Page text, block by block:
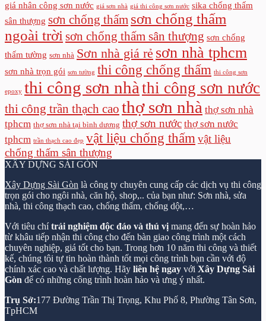
giá nhân công sơn nước giá sơn nhà giá thi công sơn nước sika chống thấm
sân thượng sơn chống thấm sơn chống thấm
ngoài trời sơn chống thấm sân thượng sơn chống
thấm tường sơn nhà Sơn nhà giá rẻ sơn nhà tphcm
sơn nhà trọn gói sơn tường thi công chống thấm thi công sơn
epoxy thi công sơn nhà thi công sơn nước
thi công trần thạch cao thợ sơn nhà thợ sơn nhà
tphcm thợ sơn nhà tại bình dương thợ sơn nước thợ sơn nước
tphcm trần thạch cao đẹp vật liệu chống thấm vật liệu
chống thấm sân thượng
XÂY DỰNG SÀI GÒN
Xây Dựng Sài Gòn là công ty chuyên cung cấp các dịch vụ thi công
trọn gói cho ngôi nhà, căn hộ, shop,.. của bạn như: Sơn nhà, sửa
nhà, thi công thạch cao, chống thấm, chống dột,…
Với tiêu chítrải nghiệm độc đáo và thú vị mang đến sự hoàn hảo
từ khâu tiếp nhận thi công cho đến bàn giao công trình một cách
chuyên nghiệp, giá tốt cho bạn. Trong hơn 10 năm thi công và thiết
kế, chúng tôi tự tin hoàn thành tốt mọi công trình bạn cần với độ
chính xác cao và chất lượng. Hãy liên hệ ngay với Xây Dựng Sài
Gòn để có những công trình hoàn hảo và ưng ý nhất.
Trụ Sở:177 Đường Trần Thị Trọng, Khu Phố 8, Phường Tân Sơn,
TpHCM